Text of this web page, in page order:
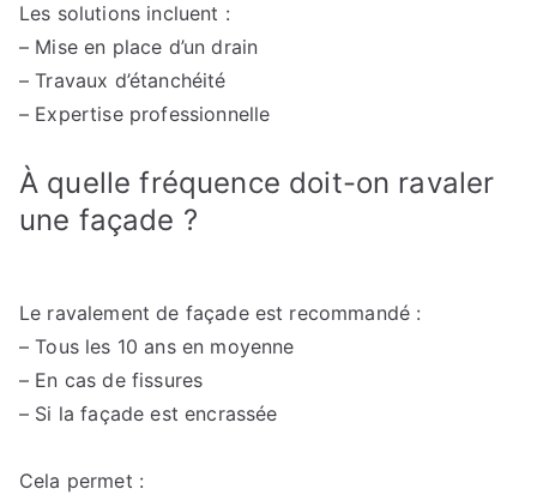
Les solutions incluent :
– Mise en place d’un drain
– Travaux d’étanchéité
– Expertise professionnelle
À quelle fréquence doit-on ravaler
une façade ?
Le ravalement de façade est recommandé :
– Tous les 10 ans en moyenne
– En cas de fissures
– Si la façade est encrassée
Cela permet :